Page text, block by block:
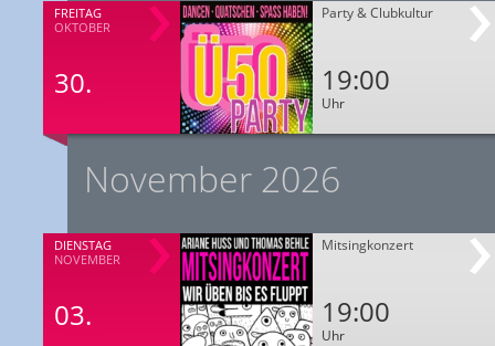
FREITAG
OKTOBER
30.
Party & Clubkultur
19:00
Uhr
November 2026
DIENSTAG
NOVEMBER
03.
Mitsingkonzert
19:00
Uhr